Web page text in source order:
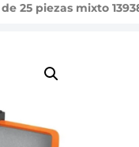
25 piezas mixto